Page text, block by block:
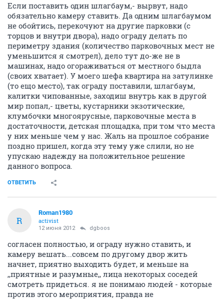
Если поставить один шлагбаум,- вырвут, надо
обязательно камеру ставить. Да одним шлагбаумом
не обойтись, перекочуют на другие парковки (с
торцов и внутри двора), надо ограду делать по
периметру здания (количество парковочных мест не
уменьшится я смотрел), дело тут до-же не в
машинах, надо огораживаться от местного быдла
(своих хватает). У моего шефа квартира на затулинке
(то ещо место), так ограду поставили, шлагбаум,
калитки чипованные, заходиш внутрь как в другой
мир попал,- цветы, кустарники экзотические,
клумбочки многоярусные, парковочные места в
достаточности, детская площадка, при том что места
у них меньше чем у нас. Жаль на прошлое собрание
поздно пришел, когда эту тему уже слили, но не
упускаю надежду на положительное решение
данного вопроса.
ОТВЕТИТЬ
R
Roman1980
activist
12 июня 2012 dgboos
согласен полностью, и ограду нужно ставить, и
камеру вешать...совсем по другому двор жить
начнет, приятно выходить будет, и меньше на
,,приятные и разумные,, лица некоторых соседей
смотреть придеться. я не понимаю людей - которые
против этого мероприятия, правда не